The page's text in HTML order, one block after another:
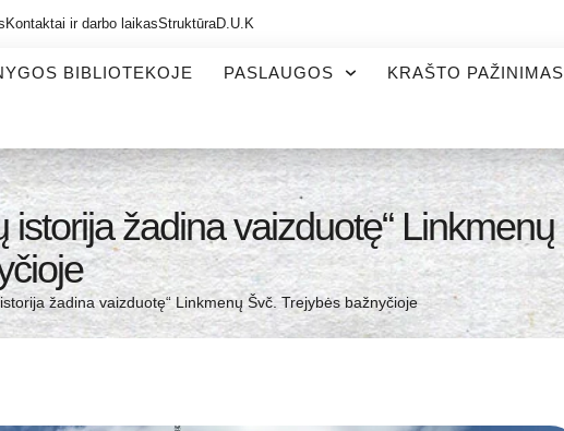
Kontaktai ir darbo laikasStruktūraD.U.K
BIBLIOTEKOJE PASLAUGOS KRAŠTO PAŽINIMAS
istorija žadina vaizduotę“ Linkmenų
žadina vaizduotę“ Linkmenų Švč. Trejybės bažnyčioje